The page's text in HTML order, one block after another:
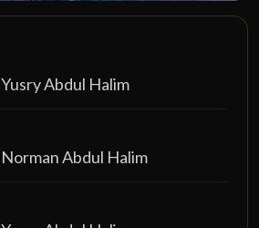
Yusry Abdul Halim
Norman Abdul Halim